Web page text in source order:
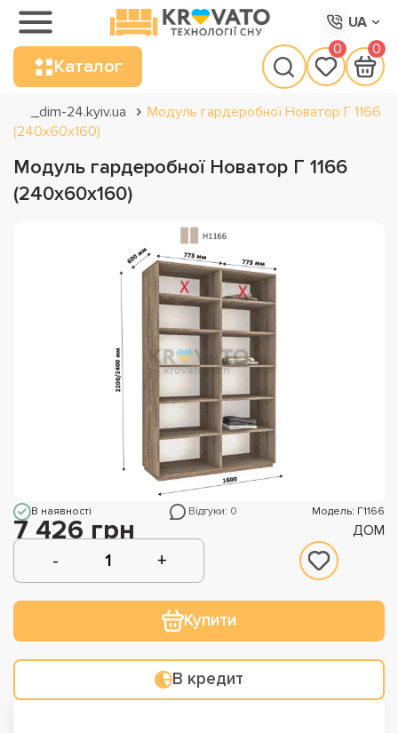
UA
Каталог
0 0
_dim-24.kyiv.ua
Модуль гардеробної Новатор Г 1166
(240х60х160)
Модуль гардеробної Новатор Г 1166
(240х60х160)
В наявності Відгуки: 0 Модель: Г1166
7 426 грн ДОМ
Купити
В кредит